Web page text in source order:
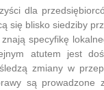
dla
się blisko siedziby
specyfikę
atutem jest
zmiany w
są prowadzone